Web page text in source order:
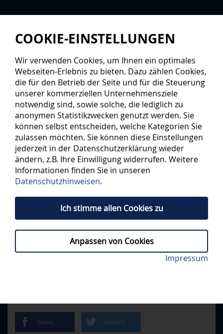
Unter anderem das Auswärtstrikot von Nico Pertuch
teilen twittern
COOKIE-EINSTELLUNGEN
Wir verwenden Cookies, um Ihnen ein optimales
Webseiten-Erlebnis zu bieten. Dazu zählen Cookies,
die für den Betrieb der Seite und für die Steuerung
unserer kommerziellen Unternehmensziele
notwendig sind, sowie solche, die lediglich zu
anonymen Statistikzwecken genutzt werden. Sie
können selbst entscheiden, welche Kategorien Sie
zulassen möchten. Sie können diese Einstellungen
jederzeit in der Datenschutzerklärung wieder
ändern, z.B. Ihre Einwilligung widerrufen. Weitere
Informationen finden Sie in unseren
Datenschutzhinweisen.
Ich stimme allen Cookies zu
Anpassen von Cookies
Impressum